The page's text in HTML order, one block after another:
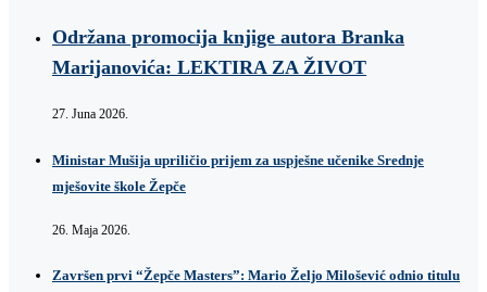
Održana promocija knjige autora Branka
Marijanovića: LEKTIRA ZA ŽIVOT
27. Juna 2026.
Ministar Mušija upriličio prijem za uspješne učenike Srednje
mješovite škole Žepče
26. Maja 2026.
Završen prvi “Žepče Masters”: Mario Željo Milošević odnio titulu